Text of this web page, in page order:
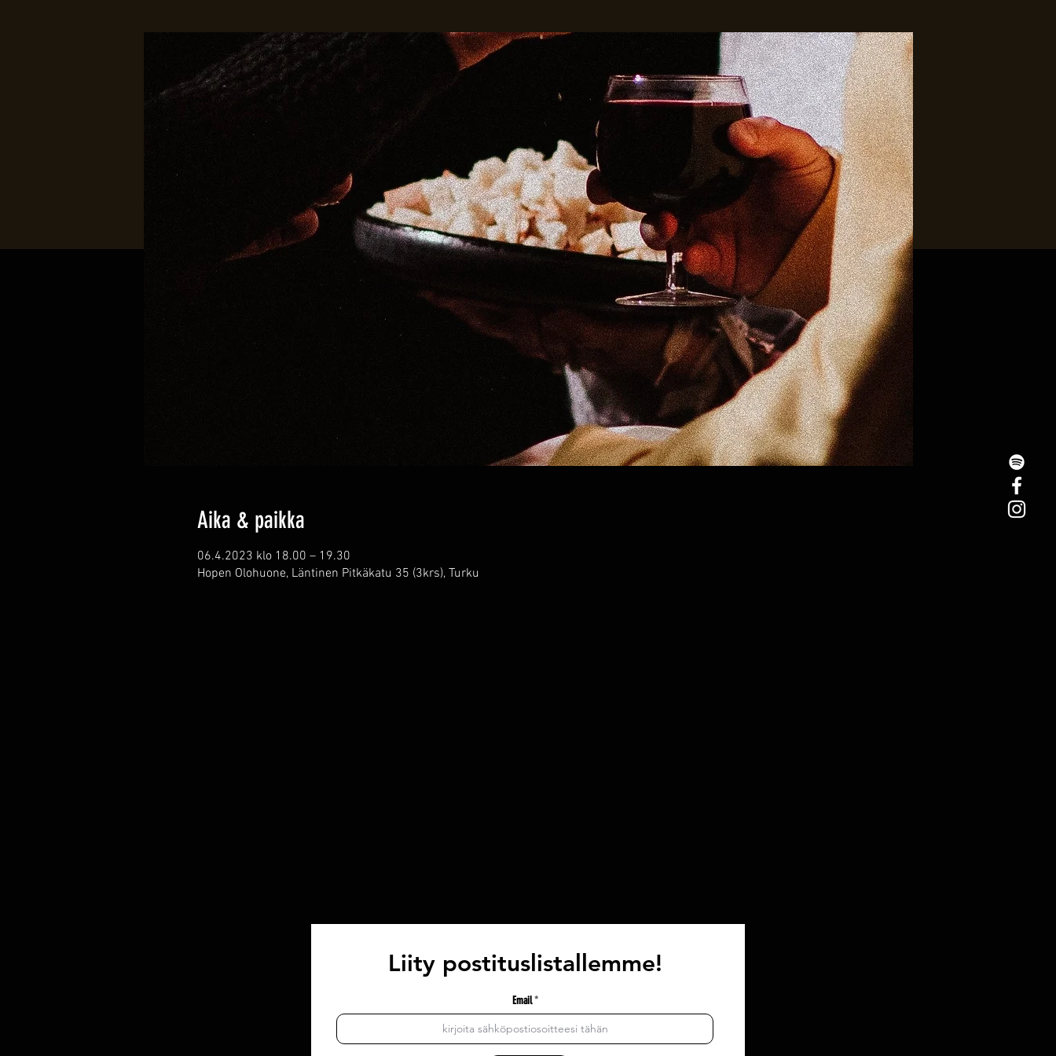
Aika & paikka
06.4.2023 klo 18.00 – 19.30
Hopen Olohuone, Läntinen Pitkäkatu 35 (3krs), Turku
Liity postituslistallemme!
Email